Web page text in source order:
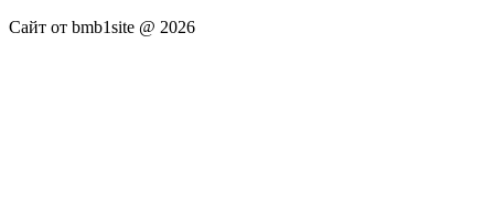
Сайт от bmb1site @ 2026